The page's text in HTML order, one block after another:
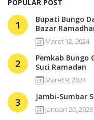
POPULAR POST
1
Bupati Bungo
Bazar
Maret 12, 2024
2
Pemkab Bungo
Suci Ramadan
Maret 9, 2024
3 Jambi-Sumbar
Januari 20, 2023